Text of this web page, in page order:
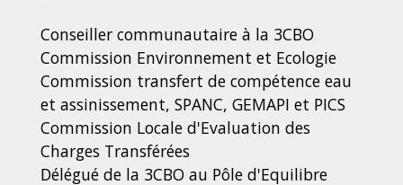
Conseiller communautaire à la 3CBO
Commission Environnement et Ecologie
Commission transfert de compétence eau
et assinissement, SPANC, GEMAPI et PICS
Commission Locale d'Evaluation des
Charges Transférées
Délégué de la 3CBO au Pôle d'Equilibre